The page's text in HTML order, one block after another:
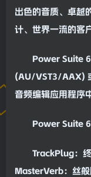
出色的音质、卓越
计、世界一流的客
Power Suite
(AU/VST3/AAX)
音频编辑应用程序
Power Suite 6
TrackPlug：
MasterVerb：丝